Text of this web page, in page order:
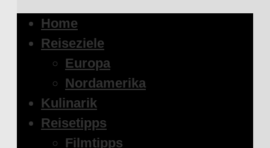
Home
Reiseziele
Europa
Nordamerika
Kulinarik
Reisetipps
Filmtipps